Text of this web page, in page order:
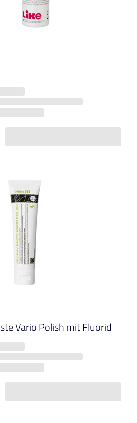
Vario Polish mit Fluorid